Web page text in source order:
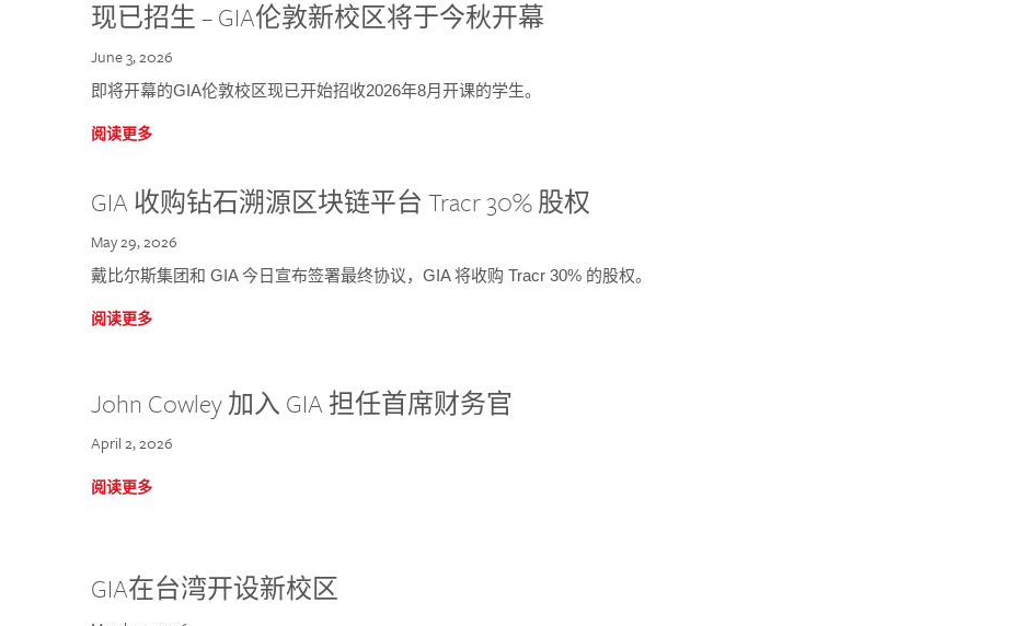
现已招生 – GIA伦敦新校区将于今秋开幕
June 3, 2026
即将开幕的GIA伦敦校区现已开始招收2026年8月开课的学生。
阅读更多
GIA 收购钻石溯源区块链平台 Tracr 30% 股权
May 29, 2026
戴比尔斯集团和 GIA 今日宣布签署最终协议，GIA 将收购 Tracr 30% 的股权。
阅读更多
John Cowley 加入 GIA 担任首席财务官
April 2, 2026
阅读更多
GIA在台湾开设新校区